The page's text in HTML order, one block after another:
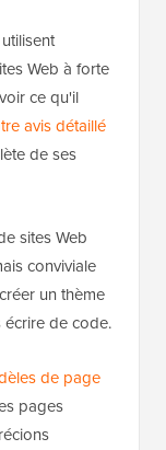
Web à forte
ce qu'il
avis détaillé
de ses
sites Web
conviviale
un thème
de code.
de page
pages